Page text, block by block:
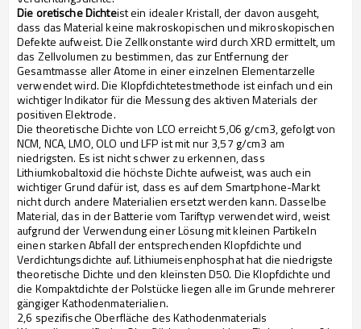
Die oretische Dichteist ein idealer Kristall, der davon ausgeht,
dass das Material keine makroskopischen und mikroskopischen
Defekte aufweist. Die Zellkonstante wird durch XRD ermittelt, um
das Zellvolumen zu bestimmen, das zur Entfernung der
Gesamtmasse aller Atome in einer einzelnen Elementarzelle
verwendet wird. Die Klopfdichtetestmethode ist einfach und ein
wichtiger Indikator für die Messung des aktiven Materials der
positiven Elektrode.
Die theoretische Dichte von LCO erreicht 5,06 g/cm3, gefolgt von
NCM, NCA, LMO, OLO und LFP ist mit nur 3,57 g/cm3 am
niedrigsten. Es ist nicht schwer zu erkennen, dass
Lithiumkobaltoxid die höchste Dichte aufweist, was auch ein
wichtiger Grund dafür ist, dass es auf dem Smartphone-Markt
nicht durch andere Materialien ersetzt werden kann. Dasselbe
Material, das in der Batterie vom Tariftyp verwendet wird, weist
aufgrund der Verwendung einer Lösung mit kleinen Partikeln
einen starken Abfall der entsprechenden Klopfdichte und
Verdichtungsdichte auf. Lithiumeisenphosphat hat die niedrigste
theoretische Dichte und den kleinsten D50. Die Klopfdichte und
die Kompaktdichte der Polstücke liegen alle im Grunde mehrerer
gängiger Kathodenmaterialien.
2,6 spezifische Oberfläche des Kathodenmaterials